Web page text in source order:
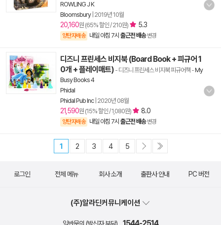
ROWLING J K
Bloomsbury| 2019년 10월
20,160원 (65% 할인 / 210원) 5.3
양탄자배송 내일 아침 7시 출근전 배송 변경
디즈니 프린세스 비지북 (Board Book + 피규어 1
0개 + 플레이매트) - 디즈니 프린세스 비지북 피규어책 -My
Busy Books 4
Phidal
Phidal Pub Inc| 2020년 08월
21,590원 (15% 할인 / 1,080원) 8.0
양탄자배송 내일 아침 7시 출근전 배송 변경
1 2 3 4 5
로그인 전체 메뉴 회사 소개 출판사 안내 PC 버전
(주)알라딘커뮤니케이션